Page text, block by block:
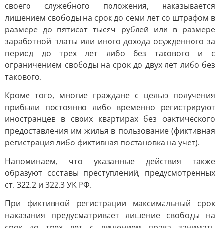
своего служебного положения, наказывается
лишением свободы на срок до семи лет со штрафом в
размере до пятисот тысяч рублей или в размере
заработной платы или иного дохода осужденного за
период до трех лет либо без такового и с
ограничением свободы на срок до двух лет либо без
такового.
Кроме того, многие граждане с целью получения
прибыли постоянно либо временно регистрируют
иностранцев в своих квартирах без фактического
предоставления им жилья в пользование (фиктивная
регистрация либо фиктивная постановка на учет).
Напоминаем, что указанные действия также
образуют составы преступлений, предусмотренных
ст. 322.2 и 322.3 УК РФ.
При фиктивной регистрации максимальный срок
наказания предусматривает лишение свободы на